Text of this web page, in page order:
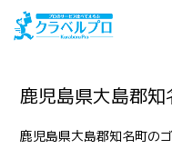
鹿児島県大島郡
鹿児島県大島郡知名町の